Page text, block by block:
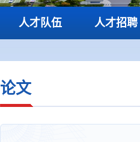
人才队伍 人才招聘
论文